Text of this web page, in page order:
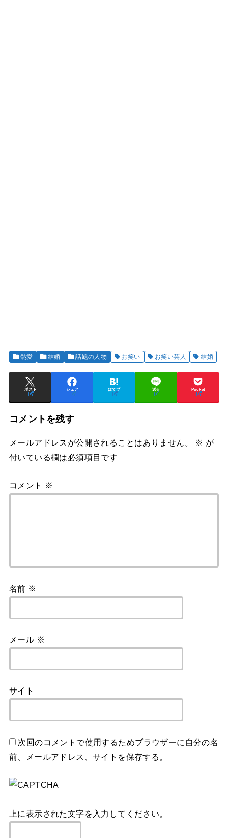
熱愛 結婚 話題の人物 お笑い お笑い芸人 結婚
ポスト シェア はてブ 送る Pocket
コメントを残す
メールアドレスが公開されることはありません。 ※ が
付いている欄は必須項目です
コメント ※
名前 ※
メール ※
サイト
次回のコメントで使用するためブラウザーに自分の名
前、メールアドレス、サイトを保存する。
上に表示された文字を入力してください。